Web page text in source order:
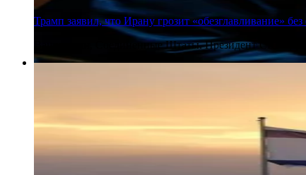
Трамп заявил, что Ирану грозит «обезглавливание»
Вашингтон, Соединенные Штаты. Президент США